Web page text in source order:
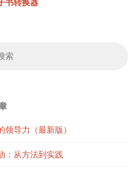
书转换器
领导力（最新版）
：从方法到实践